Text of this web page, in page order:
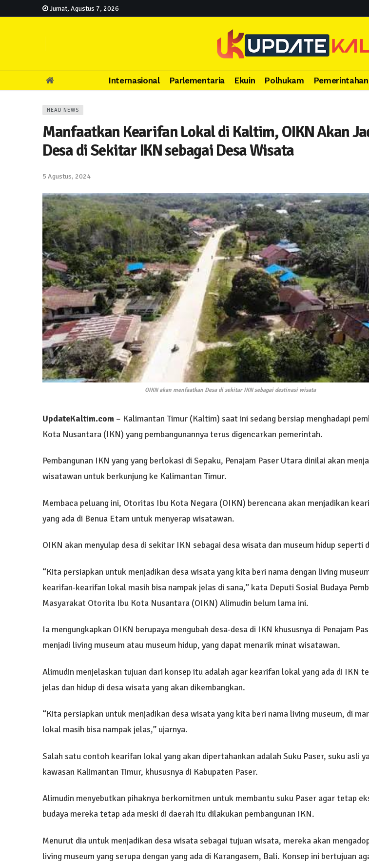
Jumat, Agustus 7, 2026
Internasional Parlementaria Ekuin Polhukam Pemerintahan
HEAD NEWS
Manfaatkan Kearifan Lokal di Kaltim, OIKN Akan
Desa di Sekitar IKN sebagai Desa Wisata
5 Agustus, 2024
OIKN akan menfaatkan Desa di sekitar IKN sebagai destinasi wisata
UpdateKaltim.com – Kalimantan Timur (Kaltim) saat ini sedang bersiap menghadapi
Kota Nusantara (IKN) yang pembangunannya terus digencarkan pemerintah.
Pembangunan IKN yang yang berlokasi di Sepaku, Penajam Paser Utara dinilai akan
wisatawan untuk berkunjung ke Kalimantan Timur.
Membaca peluang ini, Otoritas Ibu Kota Negara (OIKN) berencana akan menjadikan
yang ada di Benua Etam untuk menyerap wisatawan.
OIKN akan menyulap desa di sekitar IKN sebagai desa wisata dan museum hidup seperti
“Kita persiapkan untuk menjadikan desa wisata yang kita beri nama dengan living
kearifan-kearifan lokal masih bisa nampak jelas di sana,” kata Deputi Sosial Budaya
Masyarakat Otorita Ibu Kota Nusantara (OIKN) Alimudin belum lama ini.
Ia mengungkapkan OIKN berupaya mengubah desa-desa di IKN khususnya di Penajam
menjadi living museum atau museum hidup, yang dapat menarik minat wisatawan.
Alimudin menjelaskan tujuan dari konsep itu adalah agar kearifan lokal yang ada di IKN
jelas dan hidup di desa wisata yang akan dikembangkan.
“Kita persiapkan untuk menjadikan desa wisata yang kita beri nama living museum, di
lokal masih bisa nampak jelas,” ujarnya.
Salah satu contoh kearifan lokal yang akan dipertahankan adalah Suku Paser, suku asli
kawasan Kalimantan Timur, khususnya di Kabupaten Paser.
Alimudin menyebutkan pihaknya berkomitmen untuk membantu suku Paser agar tetap
budaya mereka tetap ada meski di daerah itu dilakukan pembangunan IKN.
Menurut dia untuk menjadikan desa wisata sebagai tujuan wisata, mereka akan
living museum yang serupa dengan yang ada di Karangasem, Bali. Konsep ini bertujuan